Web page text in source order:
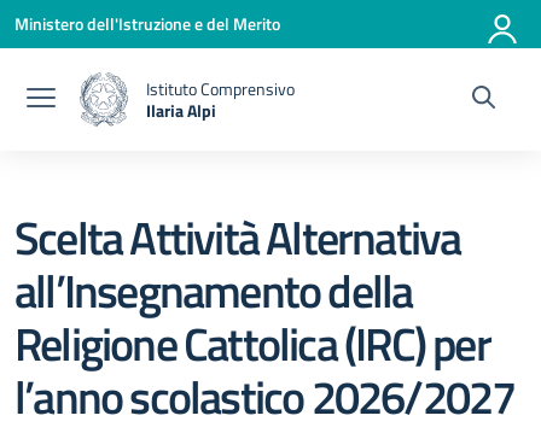
Vai ai contenuti
Vai al menu di navigazione
Vai al footer
Ministero dell'Istruzione e del Merito
Istituto Comprensivo
Ilaria Alpi
Scelta Attività Alternativa
all’Insegnamento della
Religione Cattolica (IRC) per
l’anno scolastico 2026/2027